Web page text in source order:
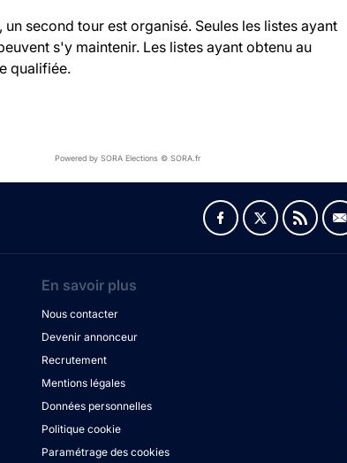
second tour est organisé. Seules les listes ayant
s'y maintenir. Les listes ayant obtenu au
qualifiée.
Powered by SORA Elections © SORA.fr
En savoir plus
Nous contacter
Devenir annonceur
Recrutement
Mentions légales
Données personnelles
Politique cookie
Paramétrage des cookies